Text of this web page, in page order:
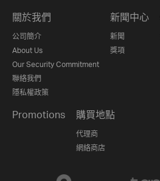
關於我們
公司簡介
About Us
Our Security Commitment
聯絡我們
隱私權政策
新聞中心
新聞
獎項
Promotions 購買地點
代理商
網絡商店